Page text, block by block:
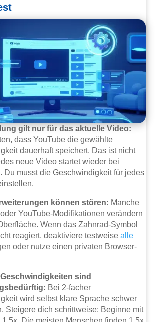
gilt nur für das aktuelle Video:
dass YouTube die gewählte
dauerhaft speichert. Das ist nicht
neue Video startet wieder bei
Du musst die Geschwindigkeit für jedes
können stören: Manche
YouTube-Modifikationen verändern
Wenn das Zahnrad-Symbol
reagiert, deaktiviere testweisealle
oder nutze einen privaten Browser-
sind
Bei 2-facher
wird selbst klare Sprache schwer
Steigere dich schrittweise: Beginne mit